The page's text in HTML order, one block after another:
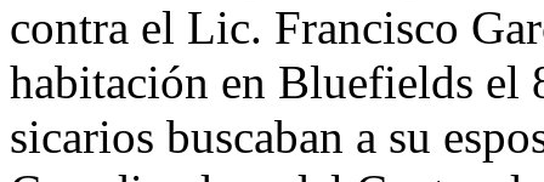
contra el Lic. Francisco
habitación en Bluefields
sicarios buscaban a su